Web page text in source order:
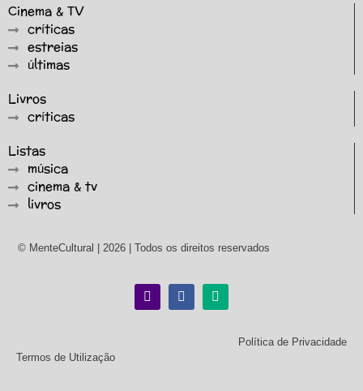
Cinema & TV
críticas
estreias
últimas
Livros
críticas
Listas
música
cinema & tv
livros
© MenteCultural | 2026 | Todos os direitos reservados
Política de Privacidade
Termos de Utilização